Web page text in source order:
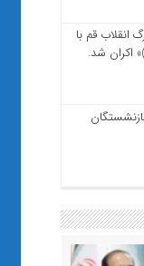
انقلاب قم با
اکران شد.